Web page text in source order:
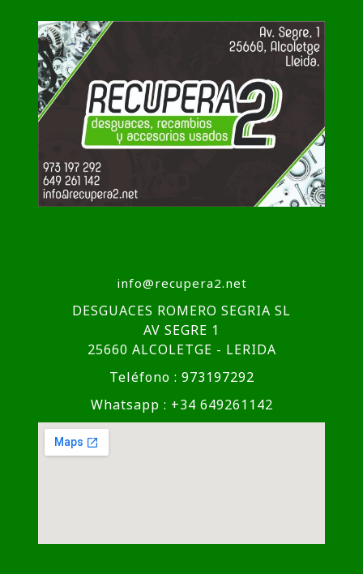
info@recupera2.net
DESGUACES ROMERO SEGRIA SL
AV SEGRE 1
25660 ALCOLETGE - LERIDA
Teléfono : 973197292
Whatsapp : +34 649261142